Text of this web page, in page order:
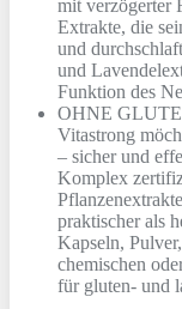
mit verzögerter
Extrakte, die
und
und
Funktion des
OHNE
Vitastrong
– sicher und
Komplex
praktischer als
Kapseln,
chemischen
für gluten- und